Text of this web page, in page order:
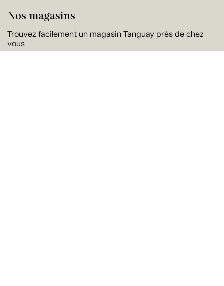
Nos magasins
Trouvez facilement un magasin Tanguay près de chez
vous